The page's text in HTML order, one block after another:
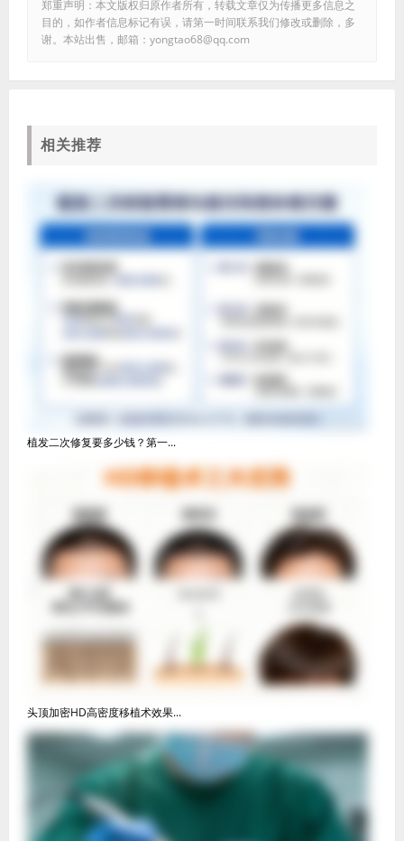
郑重声明：本文版权归原作者所有，转载文章仅为传播更多信息之
目的，如作者信息标记有误，请第一时间联系我们修改或删除，多
谢。本站出售，邮箱：yongtao68@qq.com
相关推荐
植发二次修复要多少钱？第一...
头顶加密HD高密度移植术效果...